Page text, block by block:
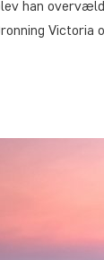
han